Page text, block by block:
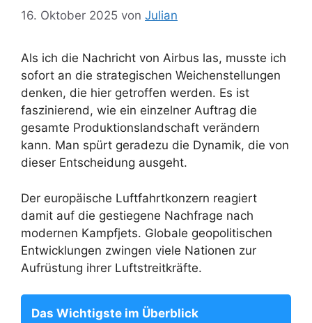
16. Oktober 2025 von Julian
Als ich die Nachricht von Airbus las, musste ich
sofort an die strategischen Weichenstellungen
denken, die hier getroffen werden. Es ist
faszinierend, wie ein einzelner Auftrag die
gesamte Produktionslandschaft verändern
kann. Man spürt geradezu die Dynamik, die von
dieser Entscheidung ausgeht.
Der europäische Luftfahrtkonzern reagiert
damit auf die gestiegene Nachfrage nach
modernen Kampfjets. Globale geopolitischen
Entwicklungen zwingen viele Nationen zur
Aufrüstung ihrer Luftstreitkräfte.
Das Wichtigste im Überblick